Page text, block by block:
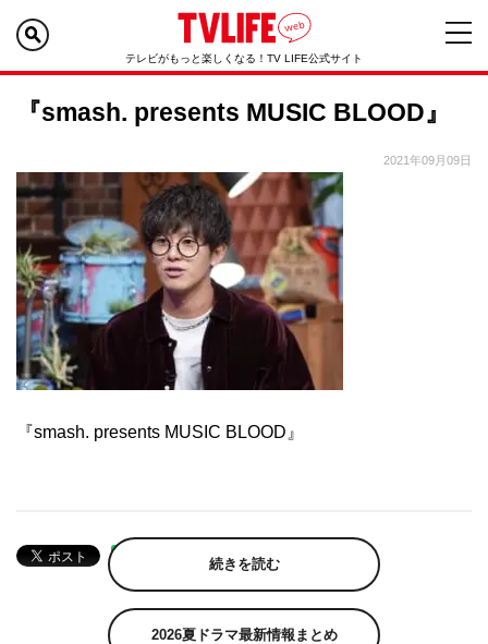
テレビがもっと楽しくなる！TV LIFE公式サイト
『smash. presents MUSIC BLOOD』
2021年09月09日
『smash. presents MUSIC BLOOD』
続きを読む
2026夏ドラマ最新情報まとめ